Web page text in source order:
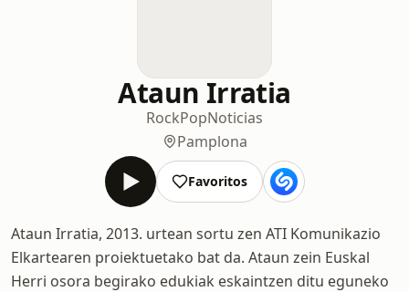
Ataun Irratia
RockPopNoticias
Pamplona
Favoritos
Ataun Irratia, 2013. urtean sortu zen ATI Komunikazio
Elkartearen proiektuetako bat da. Ataun zein Euskal
Herri osora begirako edukiak eskaintzen ditu eguneko